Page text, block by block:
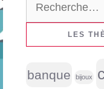
LES
banque bijoux